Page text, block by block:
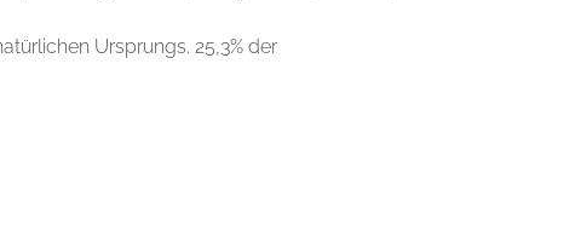
Ursprungs. 25,3% der